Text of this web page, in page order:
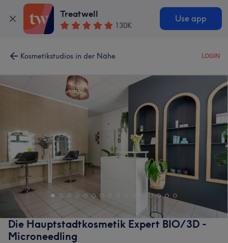
Treatwell
130K
Use app
Kosmetikstudios in der Nähe LOGIN
Die Hauptstadtkosmetik Expert BIO/3D -
Microneedling